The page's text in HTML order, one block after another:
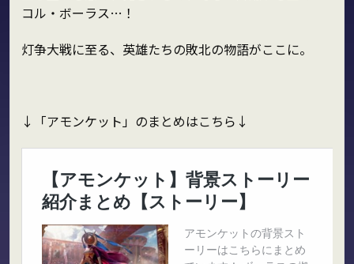
コル・ボーラス…！
灯争大戦に至る、英雄たちの敗北の物語がここに。
↓「アモンケット」のまとめはこちら↓